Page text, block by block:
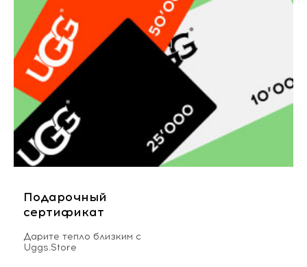
Подарочный
сертификат
Дарите тепло близким с
Uggs.Store